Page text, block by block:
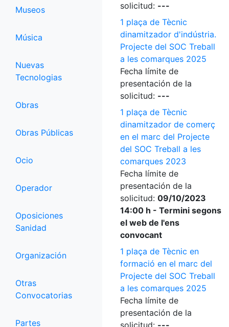
Museos
Música
Nuevas
Tecnologias
Obras
Obras Públicas
Ocio
Operador
Oposiciones
Sanidad
Organización
Otras
Convocatorias
Partes
solicitud: ---
1 plaça de Tècnic
dinamitzador d'indústria.
Projecte del SOC Treball
a les comarques 2025
Fecha límite de
presentación de la
solicitud: ---
1 plaça de Tècnic
dinamitzador de comerç
en el marc del Projecte
del SOC Treball a les
comarques 2023
Fecha límite de
presentación de la
solicitud: 09/10/2023
14:00 h - Termini segons
el web de l'ens
convocant
1 plaça de Tècnic en
formació en el marc del
Projecte del SOC Treball
a les comarques 2025
Fecha límite de
presentación de la
solicitud: ---